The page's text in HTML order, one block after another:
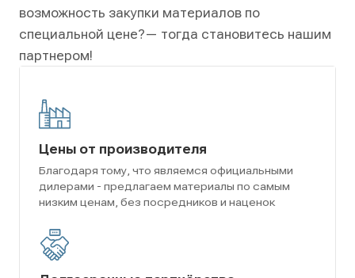
возможность закупки материалов по
специальной цене?— тогда становитесь нашим
партнером!
Цены от производителя
Благодаря тому, что являемся официальными
дилерами - предлагаем материалы по самым
низким ценам, без посредников и наценок